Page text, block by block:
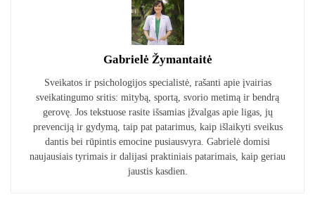
Gabrielė Žymantaitė
Sveikatos ir psichologijos specialistė, rašanti apie įvairias
sveikatingumo sritis: mitybą, sportą, svorio metimą ir bendrą
gerovę. Jos tekstuose rasite išsamias įžvalgas apie ligas, jų
prevenciją ir gydymą, taip pat patarimus, kaip išlaikyti sveikus
dantis bei rūpintis emocine pusiausvyra. Gabrielė domisi
naujausiais tyrimais ir dalijasi praktiniais patarimais, kaip geriau
jaustis kasdien.